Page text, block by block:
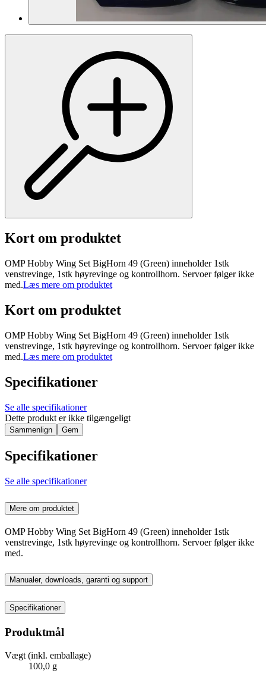
Kort om produktet
OMP Hobby Wing Set BigHorn 49 (Green) inneholder 1stk
venstrevinge, 1stk høyrevinge og kontrollhorn. Servoer følger ikke
med.Læs mere om produktet
Kort om produktet
OMP Hobby Wing Set BigHorn 49 (Green) inneholder 1stk
venstrevinge, 1stk høyrevinge og kontrollhorn. Servoer følger ikke
med.Læs mere om produktet
Specifikationer
Se alle specifikationer
Dette produkt er ikke tilgængeligt
Sammenlign Gem
Specifikationer
Se alle specifikationer
Mere om produktet
OMP Hobby Wing Set BigHorn 49 (Green) inneholder 1stk
venstrevinge, 1stk høyrevinge og kontrollhorn. Servoer følger ikke
med.
Manualer, downloads, garanti og support
Specifikationer
Produktmål
Vægt (inkl. emballage)
100,0 g